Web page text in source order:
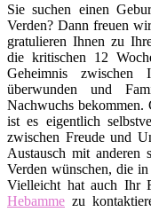
Sie suchen einen
Verden? Dann freuen
gratulieren Ihnen zu
die kritischen 12
Geheimnis zwischen
überwunden und
Nachwuchs bekommen.
ist es eigentlich
zwischen Freude und
Austausch mit anderen
Verden wünschen, die
Vielleicht hat auch Ihr
Hebamme zu